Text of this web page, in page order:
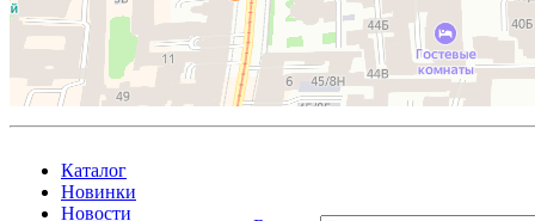
Каталог
Новинки
Новости